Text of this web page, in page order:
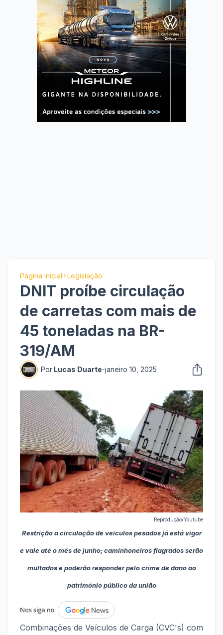
Página inicial Legislação
DNIT proíbe circulação
de carretas com mais de
45 toneladas na BR-
319/AM
Por:Lucas Duarte-janeiro 10, 2025
Reprodução/Youtube
Restrição a circulação de veículos pesados já está vigor
e vale até o mês de junho; caminhoneiros flagrados serão
multados e poderão responder pelo crime de dano ao
patrimônio público da união
Combinações de Veículos de Carga (CVC's) com